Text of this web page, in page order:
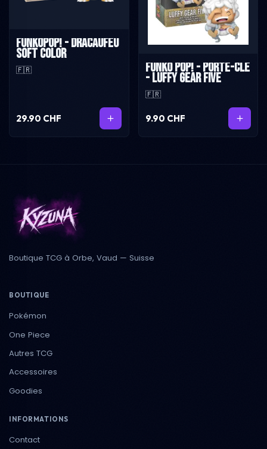
FunkoPop! - Dracaufeu
soft color
🇫🇷
29.90 CHF
Funko Pop! - Porte-Clé
- Luffy Gear Five
🇫🇷
9.90 CHF
Boutique TCG à Orbe, Vaud — Suisse
BOUTIQUE
Pokémon
One Piece
Autres TCG
Accessoires
Goodies
INFORMATIONS
Contact